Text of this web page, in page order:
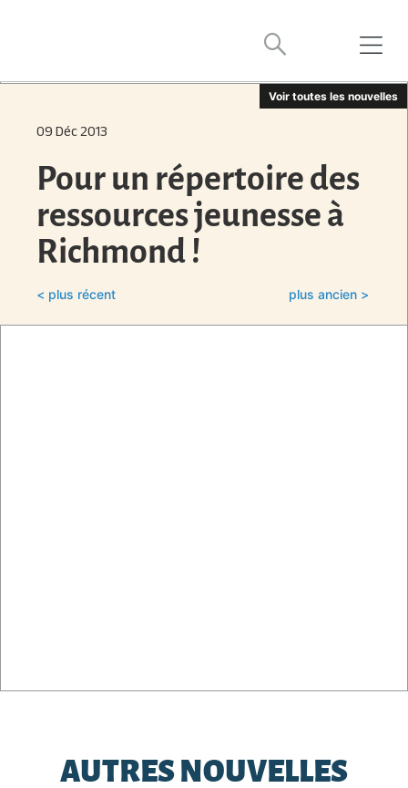
Voir toutes les nouvelles
09 Déc 2013
Pour un répertoire des
ressources jeunesse à
Richmond !
< plus récent plus ancien >
AUTRES NOUVELLES